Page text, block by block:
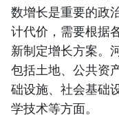
数增长是重要的政
计代价，需要根据
新制定增长方案。
包括土地、公共资
础设施、社会基础
学技术等方面。